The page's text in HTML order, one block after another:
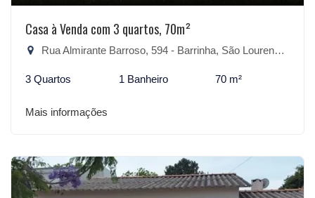
Casa à Venda com 3 quartos, 70m²
Rua Almirante Barroso, 594 - Barrinha, São Lourenço do Sul-RS
3 Quartos 1 Banheiro 70 m²
Mais informações